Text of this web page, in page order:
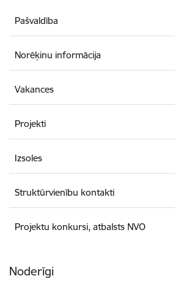
Pašvaldība
Norēķinu informācija
Vakances
Projekti
Izsoles
Struktūrvienību kontakti
Projektu konkursi, atbalsts NVO
Noderīgi